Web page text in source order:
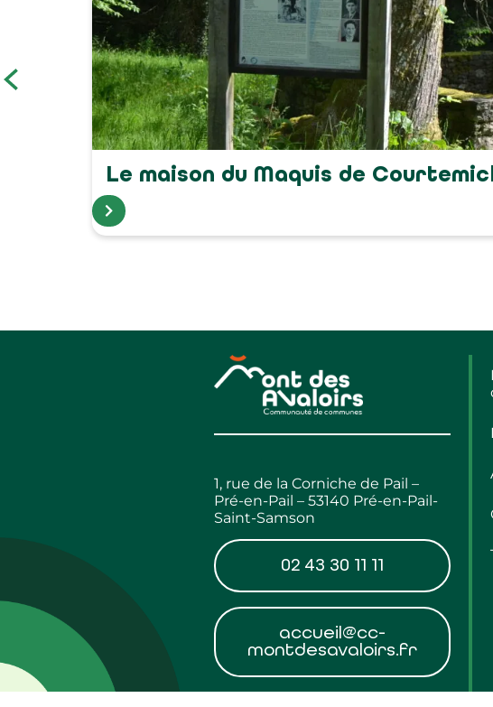
Le maison du Maquis de
1, rue de la Corniche de Pail –
Pré-en-Pail – 53140 Pré-en-Pail-
Saint-Samson
02 43 30 11 11
accueil@cc-
montdesavaloirs.fr